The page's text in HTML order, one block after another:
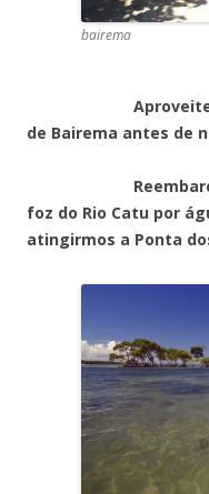
bairema
Aproveitei a
de Bairema antes de
Reembarcados
foz do Rio Catu por
atingirmos a Ponta